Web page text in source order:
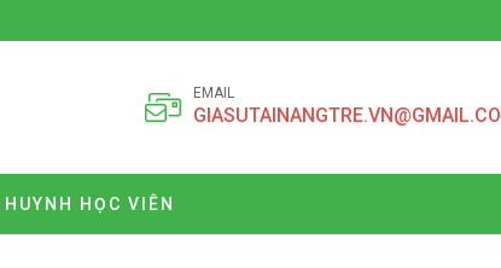
EMAIL
HỌC VIÊN